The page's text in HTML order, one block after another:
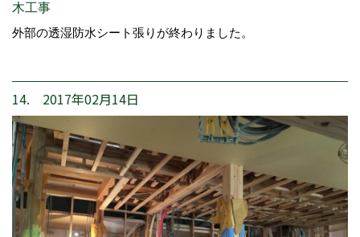
木工事
外部の透湿防水シート張りが終わりました。
14. 2017年02月14日